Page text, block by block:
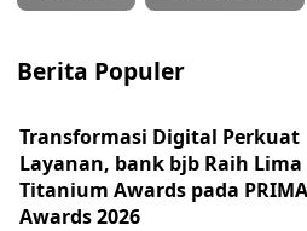
Berita Populer
Transformasi Digital Perkuat
Layanan, bank bjb Raih Lima
Titanium Awards pada PRIMA
Awards 2026